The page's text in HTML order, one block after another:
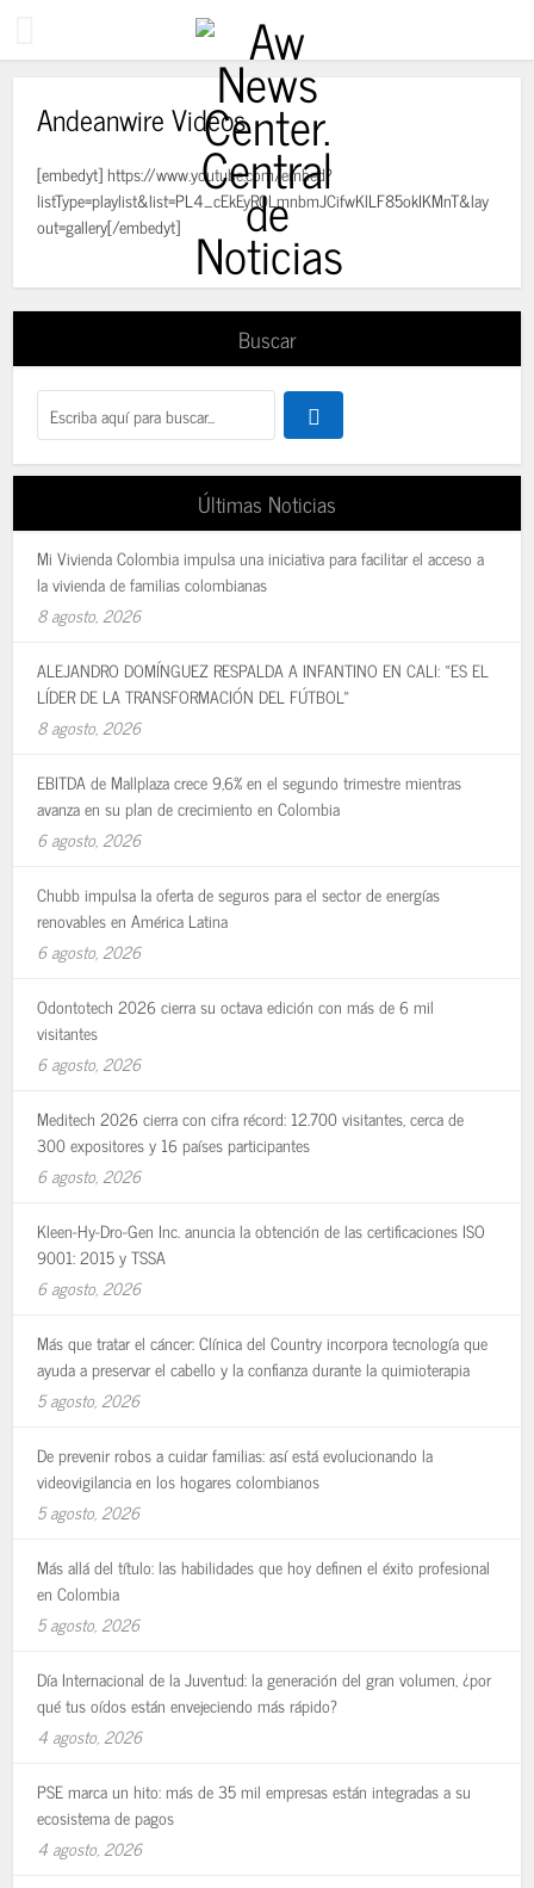
Andeanwire Videos
[embedyt] https://www.youtube.com/embed?
listType=playlist&list=PL4_cEkEyR0LmnbmJCifwKlLF85okIKMnT&lay
out=gallery[/embedyt]
Buscar
Últimas Noticias
Mi Vivienda Colombia impulsa una iniciativa para facilitar el acceso a
la vivienda de familias colombianas
8 agosto, 2026
ALEJANDRO DOMÍNGUEZ RESPALDA A INFANTINO EN CALI: «ES EL
LÍDER DE LA TRANSFORMACIÓN DEL FÚTBOL»
8 agosto, 2026
EBITDA de Mallplaza crece 9,6% en el segundo trimestre mientras
avanza en su plan de crecimiento en Colombia
6 agosto, 2026
Chubb impulsa la oferta de seguros para el sector de energías
renovables en América Latina
6 agosto, 2026
Odontotech 2026 cierra su octava edición con más de 6 mil
visitantes
6 agosto, 2026
Meditech 2026 cierra con cifra récord: 12.700 visitantes, cerca de
300 expositores y 16 países participantes
6 agosto, 2026
Kleen-Hy-Dro-Gen Inc. anuncia la obtención de las certificaciones ISO
9001: 2015 y TSSA
6 agosto, 2026
Más que tratar el cáncer: Clínica del Country incorpora tecnología que
ayuda a preservar el cabello y la confianza durante la quimioterapia
5 agosto, 2026
De prevenir robos a cuidar familias: así está evolucionando la
videovigilancia en los hogares colombianos
5 agosto, 2026
Más allá del título: las habilidades que hoy definen el éxito profesional
en Colombia
5 agosto, 2026
Día Internacional de la Juventud: la generación del gran volumen, ¿por
qué tus oídos están envejeciendo más rápido?
4 agosto, 2026
PSE marca un hito: más de 35 mil empresas están integradas a su
ecosistema de pagos
4 agosto, 2026